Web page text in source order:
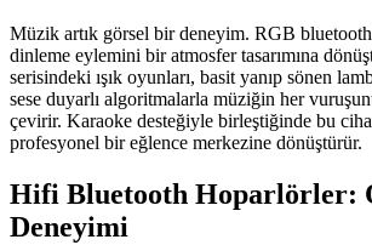
Müzik artık görsel bir deneyim. RGB
dinleme eylemini bir atmosfer tasarımına
serisindeki ışık oyunları, basit yanıp sönen
sese duyarlı algoritmalarla müziğin her
çevirir. Karaoke desteğiyle birleştiğinde bu
profesyonel bir eğlence merkezine dönüştürür.
Hifi Bluetooth Hoparlörler:
Deneyimi